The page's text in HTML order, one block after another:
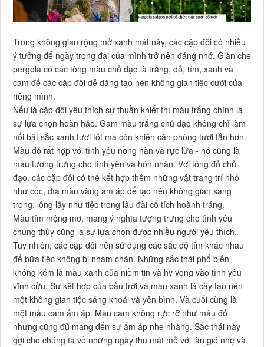
Trong không gian rộng mở xanh mát này, các cặp đôi có nhiều
ý tưởng để ngày trọng đại của mình trở nên đáng nhớ. Giàn che
pergola có các tông màu chủ đạo là trắng, đỏ, tím, xanh và
cam để các cặp đôi dễ dàng tạo nên không gian tiệc cưới của
riêng mình.
Nếu là cặp đôi yêu thích sự thuần khiết thì màu trắng chính là
sự lựa chọn hoàn hảo. Gam màu trắng chủ đạo không chỉ làm
nổi bật sắc xanh tươi tốt mà còn khiến căn phòng tươi tắn hơn.
Màu đỏ rất hợp với tình yêu nồng nàn và rực lửa - nó cũng là
màu tượng trưng cho tình yêu và hôn nhân. Với tông đỏ chủ
đạo, các cặp đôi có thể kết hợp thêm những vật trang trí nhỏ
như cốc, đĩa màu vàng ấm áp để tạo nên không gian sang
trọng, lộng lẫy như tiệc trong lâu đài cổ tích hoành tráng.
Màu tím mộng mơ, mang ý nghĩa tượng trưng cho tình yêu
chung thủy cũng là sự lựa chọn được nhiều người yêu thích.
Tuy nhiên, các cặp đôi nên sử dụng các sắc độ tím khác nhau
để bữa tiệc không bị nhàm chán. Những sắc thái phổ biến
không kém là màu xanh của niềm tin và hy vọng vào tình yêu
vĩnh cửu. Sự kết hợp của bầu trời và màu xanh lá cây tạo nên
một không gian tiệc sảng khoái và yên bình. Và cuối cùng là
một màu cam ấm áp. Màu cam không rực rỡ như màu đỏ
nhưng cũng đủ mang đến sự ấm áp nhẹ nhàng. Sắc thái này
gợi cho chúng ta về những ngày thu mát mẻ với làn gió nhẹ và